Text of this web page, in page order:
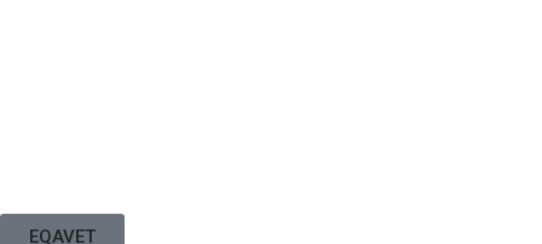
EQAVET